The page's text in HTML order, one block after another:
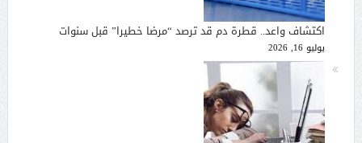
اكتشاف واعد.. قطرة دم قد ترصد “مرضا خطيرا” قبل سنوات
يوليو 16, 2026